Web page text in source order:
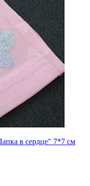
в сердце" 7*7 см